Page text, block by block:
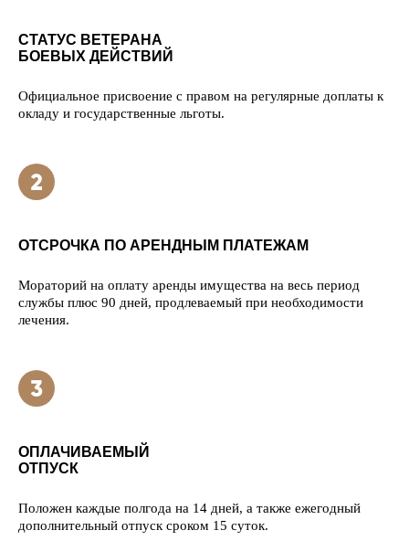
СТАТУС ВЕТЕРАНА
БОЕВЫХ ДЕЙСТВИЙ
Официальное присвоение с правом на регулярные доплаты к
окладу и государственные льготы.
ОТСРОЧКА ПО АРЕНДНЫМ ПЛАТЕЖАМ
Мораторий на оплату аренды имущества на весь период
службы плюс 90 дней, продлеваемый при необходимости
лечения.
ОПЛАЧИВАЕМЫЙ
ОТПУСК
Положен каждые полгода на 14 дней, а также ежегодный
дополнительный отпуск сроком 15 суток.